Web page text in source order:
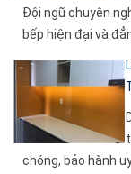
Đội ngũ chuyên
bếp hiện đại và
chóng, bảo hành